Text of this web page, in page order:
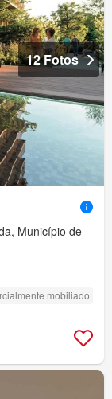
12 Fotos
Município de
mobiliado